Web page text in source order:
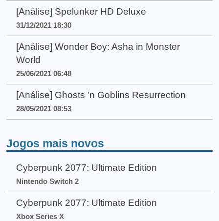
[Análise] Spelunker HD Deluxe
31/12/2021 18:30
[Análise] Wonder Boy: Asha in Monster
World
25/06/2021 06:48
[Análise] Ghosts 'n Goblins Resurrection
28/05/2021 08:53
Jogos mais novos
Cyberpunk 2077: Ultimate Edition
Nintendo Switch 2
Cyberpunk 2077: Ultimate Edition
Xbox Series X